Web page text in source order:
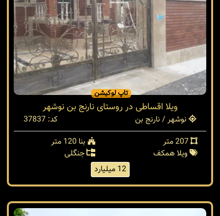
تاپ لوکیشن
ویلا اقساطی در روستای نارنج بن نوشهر
نوشهر / نارنج بن
کد: 37837
بنا 120 متر
ویلا همکف
جنگلی
12 میلیارد